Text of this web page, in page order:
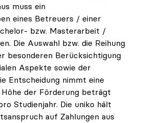
muss ein
eines Betreuers / einer
bzw. Masterarbeit /
Die Auswahl bzw. die Reihung
besonderen Berücksichtigung
Aspekte sowie der
Entscheidung nimmt eine
Höhe der Förderung beträgt
Studienjahr. Die uniko hält
auf Zahlungen aus